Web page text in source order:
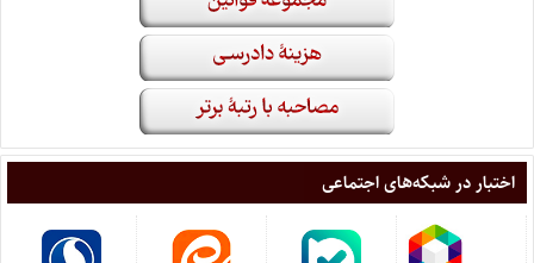
اختبار در شبکه‌های اجتماعی